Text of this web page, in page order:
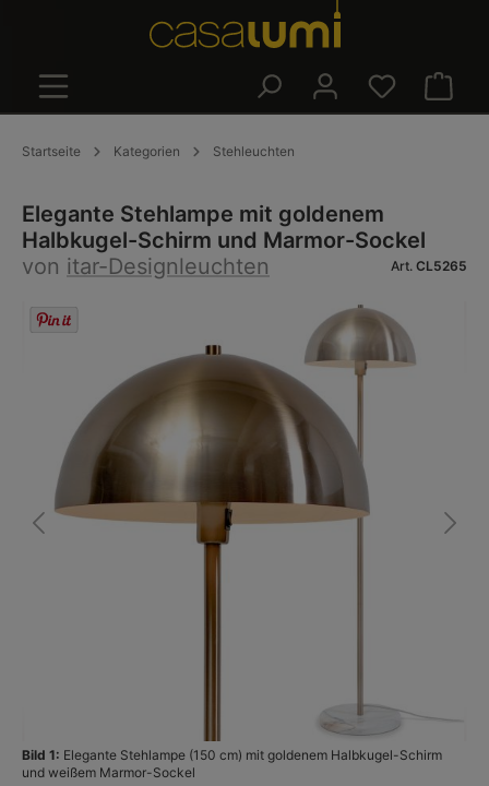
Startseite Kategorien Stehleuchten
Elegante Stehlampe mit goldenem
Halbkugel-Schirm und Marmor-Sockel
von itar-Designleuchten Art. CL5265
Bildergalerie überspringen
Bild 1: Elegante Stehlampe (150 cm) mit goldenem Halbkugel-Schirm
und weißem Marmor-Sockel